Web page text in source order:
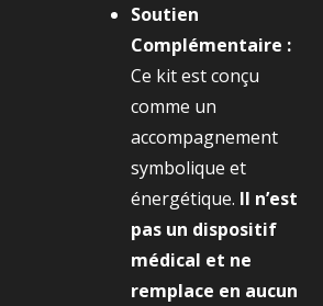
Soutien
Complémentaire :
Ce kit est conçu
comme un
accompagnement
symbolique et
énergétique. Il n’est
pas un dispositif
médical et ne
remplace en aucun